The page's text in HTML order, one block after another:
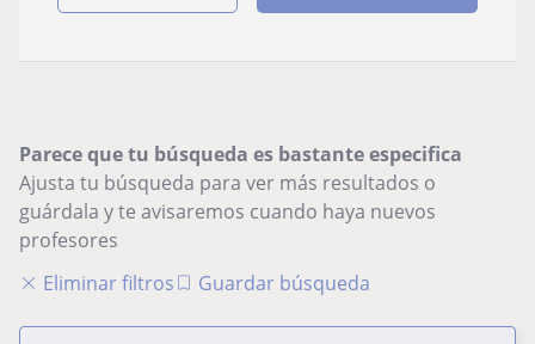
Parece que tu búsqueda es bastante especifica
Ajusta tu búsqueda para ver más resultados o
guárdala y te avisaremos cuando haya nuevos
profesores
Eliminar filtros
Guardar búsqueda